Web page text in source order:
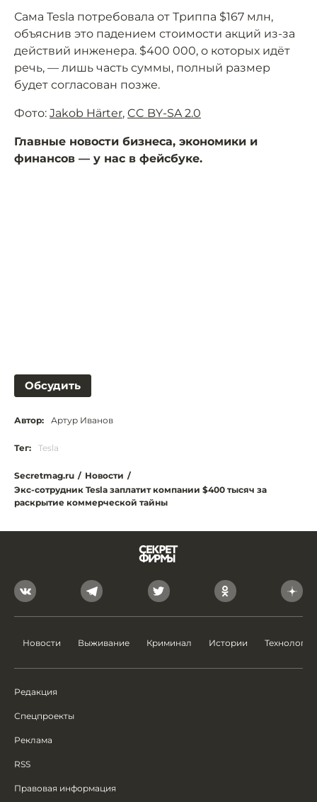
Сама Tesla потребовала от Триппа $167 млн,
объяснив это падением стоимости акций из-за
действий инженера. $400 000, о которых идёт
речь, — лишь часть суммы, полный размер
будет согласован позже.
Фото: Jakob Härter, CC BY-SA 2.0
Главные новости бизнеса, экономики и
финансов — у нас в фейсбуке.
Обсудить
Автор: Артур Иванов
Тег: Tesla
Secretmag.ru / Новости /
Экс-сотрудник Tesla заплатит компании $400 тысяч за
раскрытие коммерческой тайны
Новости Выживание Криминал Истории Технологии
Редакция
Спецпроекты
Реклама
RSS
Правовая информация